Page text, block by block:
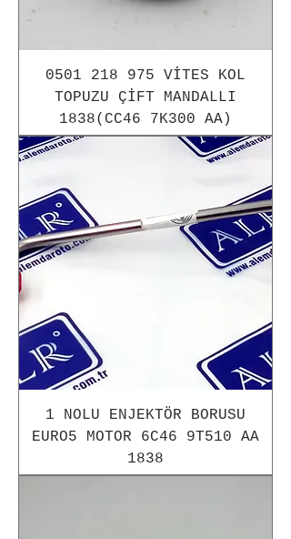
0501 218 975 VİTES KOL
TOPUZU ÇİFT MANDALLI
1838(CC46 7K300 AA)
1 NOLU ENJEKTÖR BORUSU
EURO5 MOTOR 6C46 9T510 AA
1838